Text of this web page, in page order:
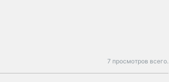
7 просмотров всего.